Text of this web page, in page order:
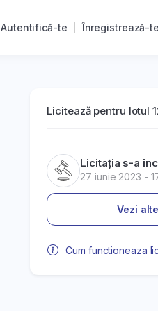
Autentifică-te Înregistrează-te
Licitează pentru lotul
Licitația s-a
27 iunie 2023 -
Vezi
Cum functioneaza